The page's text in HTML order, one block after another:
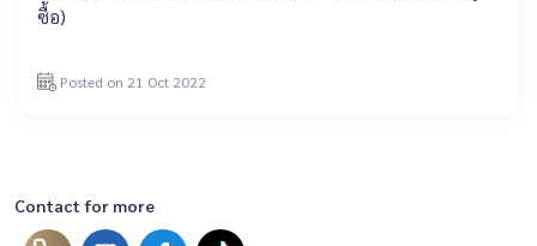
ซื้อ)
Posted on 21 Oct 2022
Contact for more